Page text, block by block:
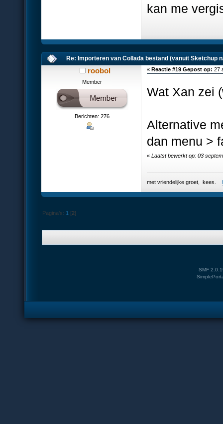
kan me
Re: Importeren van Collada bestand (vanuit Sketchup
roobol
Member
Berichten: 276
« Reactie #19 Gepost op: 27
Wat Xan zei
Alternative
dan menu >
«Laatst bewerkt op: 03
met vriendelijke groet, kees.
Pagina's: 1 [2]
SMF